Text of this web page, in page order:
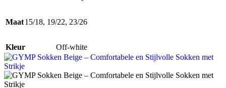
€ 17,95
variaties.
kan
gekozen
op
Maat15/18, 19/22, 23/26
Kleur Off-white